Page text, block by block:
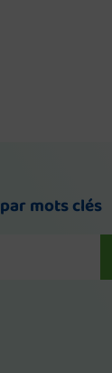
mots clés